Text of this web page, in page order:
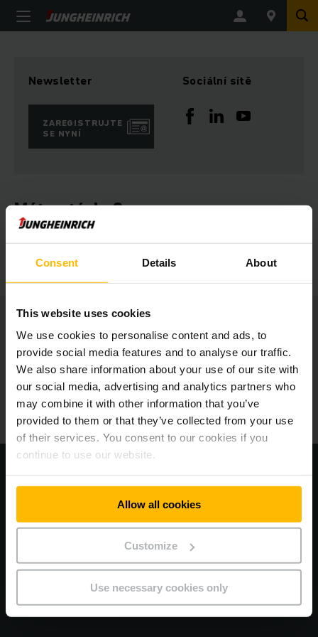
Consent Details About
This website uses cookies
We use cookies to personalise content and ads, to
provide social media features and to analyse our traffic.
We also share information about your use of our site with
our social media, advertising and analytics partners who
may combine it with other information that you’ve
provided to them or that they’ve collected from your use
of their services. You consent to our cookies if you
continue to use our website.
Allow all cookies
Customize
Use necessary cookies only
Newsletter
ZAREGISTRUJTE
SE NYNÍ
Sociální sítě
Máte otázky?
Jungheinrich
Vozíky
Pronájem vozíků
Pronájem vozíků
Všeobecné obchodní podmínky
Ochrana osobních údajů
Impressum